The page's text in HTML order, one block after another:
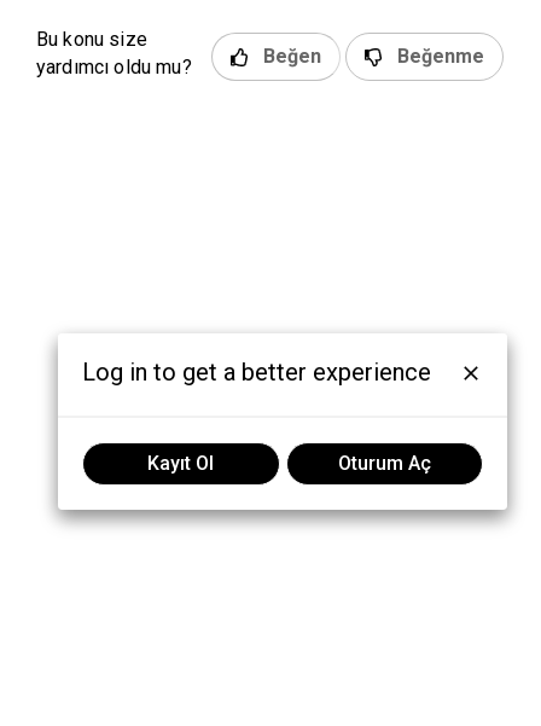
Bu konu size
yardımcı oldu mu?
Beğen Beğenme
Log in to get a better experience
Kayıt Ol Oturum Aç